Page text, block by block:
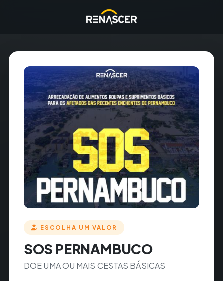
ESCOLHA UM VALOR
SOS PERNAMBUCO
DOE UMA OU MAIS CESTAS BÁSICAS